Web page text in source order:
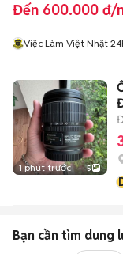
Đến 600.000 đ/
Việc Làm Việt Nhật
1 phút trước 5
Bạn cần tìm dung